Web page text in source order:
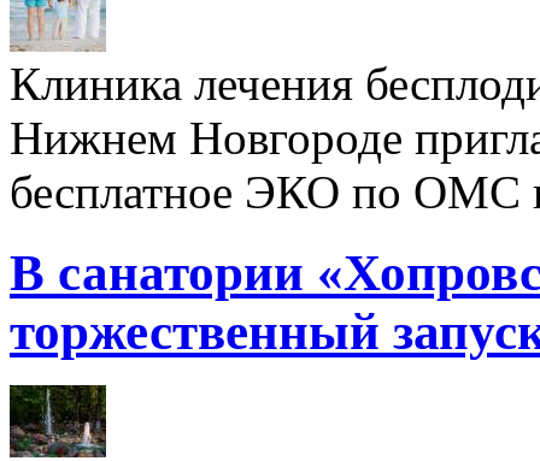
Клиника лечения
Нижнем Новгороде
бесплатное ЭКО по ОМС
В санатории
торжественный